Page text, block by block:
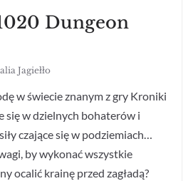
Dungeon
Jagiełło
w świecie znanym z gry Kroniki
się w dzielnych bohaterów i
czające się w podziemiach…
by wykonać wszystkie
ocalić krainę przed zagładą?